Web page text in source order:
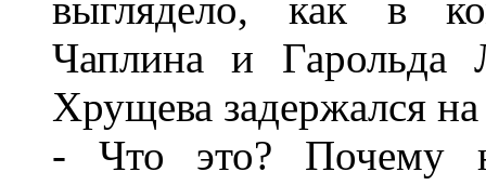
выглядело, как в
Чаплина и Гарольда
Хрущева задержался
- Что это? Почему